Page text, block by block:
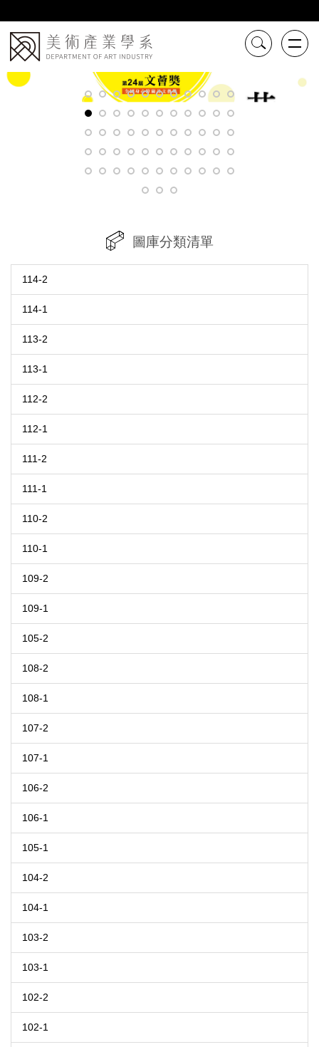
到
主
要
內
容
圖庫分類清單
114-2
114-1
113-2
113-1
112-2
112-1
111-2
111-1
110-2
110-1
109-2
109-1
105-2
108-2
108-1
107-2
107-1
106-2
106-1
105-1
104-2
104-1
103-2
103-1
102-2
102-1